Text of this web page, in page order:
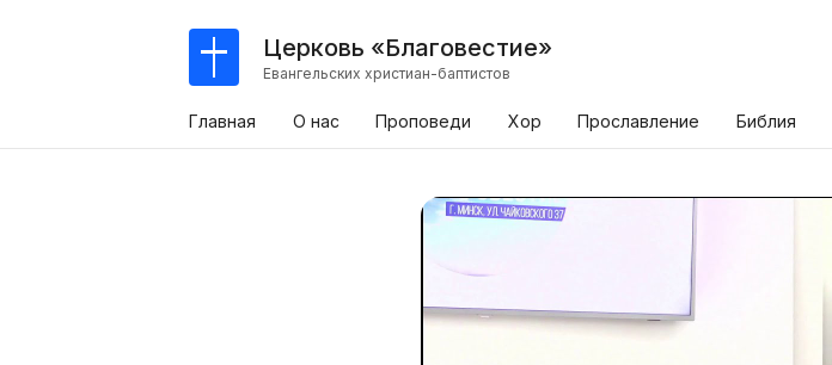
Церковь «Благовестие»
Евангельских христиан-баптистов
Главная О нас Проповеди Хор Прославление Библия